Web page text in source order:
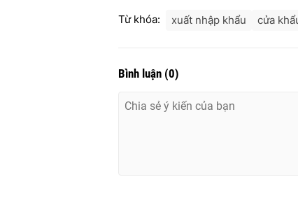
Từ khóa: xuất nhập khẩu cửa
Bình luận (0)